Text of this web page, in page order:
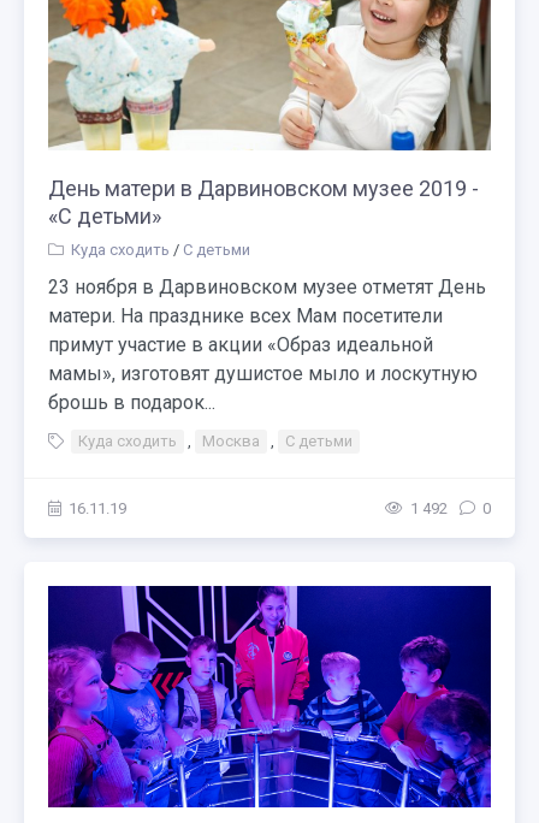
День матери в Дарвиновском музее 2019 -
«С детьми»
Куда сходить / С детьми
23 ноября в Дарвиновском музее отметят День
матери. На празднике всех Мам посетители
примут участие в акции «Образ идеальной
мамы», изготовят душистое мыло и лоскутную
брошь в подарок...
Куда сходить , Москва , С детьми
16.11.19 1 492 0